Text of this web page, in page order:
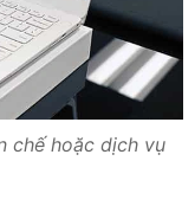
chế hoặc dịch vụ